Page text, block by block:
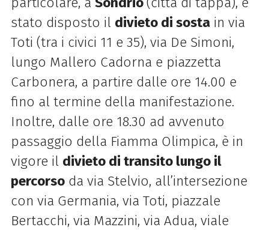
stato disposto il divieto di sostain via
Toti (tra i civici 11 e 35), via De Simoni,
lungo Mallero Cadorna e piazzetta
Carbonera, a partire dalle ore 14.00 e
fino al termine della manifestazione.
Inoltre, dalle ore 18.30 ad avvenuto
passaggio della Fiamma Olimpica, è in
vigore il divieto di transito lungo il
percorsoda via Stelvio, all’intersezione
con via Germania, via Toti, piazzale
Bertacchi, via Mazzini, via Adua, viale